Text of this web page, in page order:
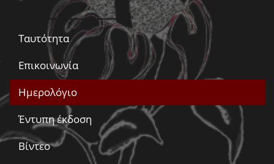
Ταυτότητα
Επικοινωνία
Ημερολόγιο
Έντυπη έκδοση
Βίντεο